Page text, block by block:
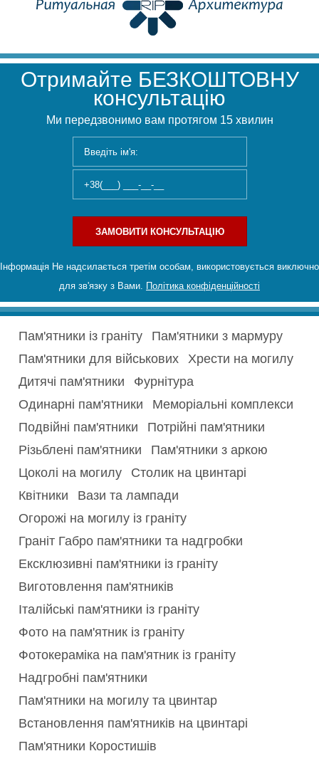
Отримайте БЕЗКОШТОВНУ
консультацію
Ми передзвонимо вам протягом 15 хвилин
ЗАМОВИТИ КОНСУЛЬТАЦІЮ
Інформація Не надсилається третім особам, використовується виключно
для зв'язку з Вами. Політика конфіденційності
Пам'ятники із граніту
Пам'ятники з мармуру
Пам'ятники для військових
Хрести на могилу
Дитячі пам'ятники
Фурнітура
Одинарні пам'ятники
Меморіальні комплекси
Подвійні пам'ятники
Потрійні пам'ятники
Різьблені пам'ятники
Пам'ятники з аркою
Цоколі на могилу
Столик на цвинтарі
Квітники
Вази та лампади
Огорожі на могилу із граніту
Граніт Габро пам'ятники та надгробки
Ексклюзивні пам'ятники із граніту
Виготовлення пам'ятників
Італійські пам'ятники із граніту
Фото на пам'ятник із граніту
Фотокераміка на пам'ятник із граніту
Надгробні пам'ятники
Пам'ятники на могилу та цвинтар
Встановлення пам'ятників на цвинтарі
Пам'ятники Коростишів